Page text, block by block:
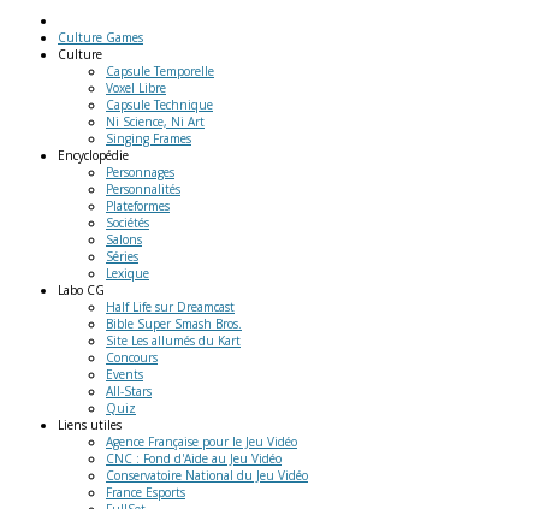
Culture Games
Culture
Capsule Temporelle
Voxel Libre
Capsule Technique
Ni Science, Ni Art
Singing Frames
Encyclopédie
Personnages
Personnalités
Plateformes
Sociétés
Salons
Séries
Lexique
Labo CG
Half Life sur Dreamcast
Bible Super Smash Bros.
Site Les allumés du Kart
Concours
Events
All-Stars
Quiz
Liens utiles
Agence Française pour le Jeu Vidéo
CNC : Fond d'Aide au Jeu Vidéo
Conservatoire National du Jeu Vidéo
France Esports